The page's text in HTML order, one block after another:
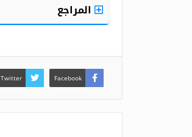
المراجع
Facebook
Twitter